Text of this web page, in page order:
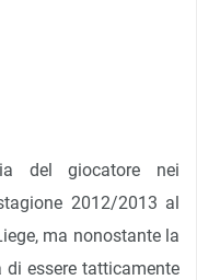
del giocatore nei
2012/2013 al
ma nonostante la
essere tatticamente